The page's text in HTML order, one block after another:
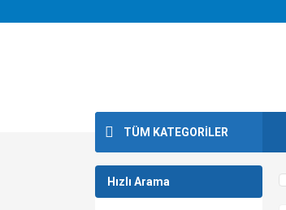
TÜM KATEGORİLER
Hızlı Arama